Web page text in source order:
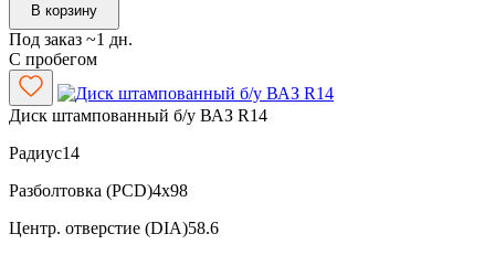
В корзину
Под заказ ~1 дн.
С пробегом
Диск штампованный б/у ВАЗ R14
Радиус14
Разболтовка (PCD)4x98
Центр. отверстие (DIA)58.6